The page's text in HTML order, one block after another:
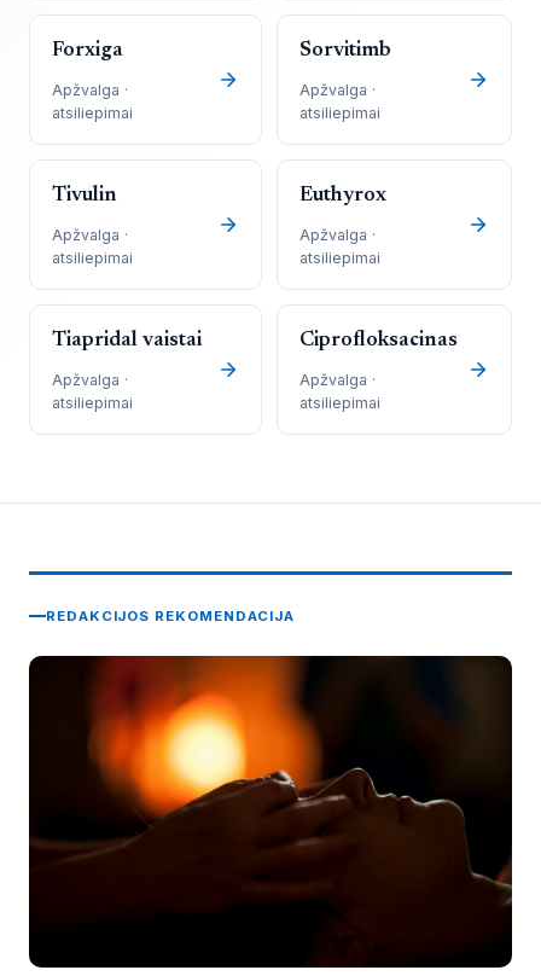
Forxiga
Apžvalga ·
atsiliepimai
Sorvitimb
Apžvalga ·
atsiliepimai
Tivulin
Apžvalga ·
atsiliepimai
Euthyrox
Apžvalga ·
atsiliepimai
Tiapridal vaistai
Apžvalga ·
atsiliepimai
Ciprofloksacinas
Apžvalga ·
atsiliepimai
REDAKCIJOS REKOMENDACIJA